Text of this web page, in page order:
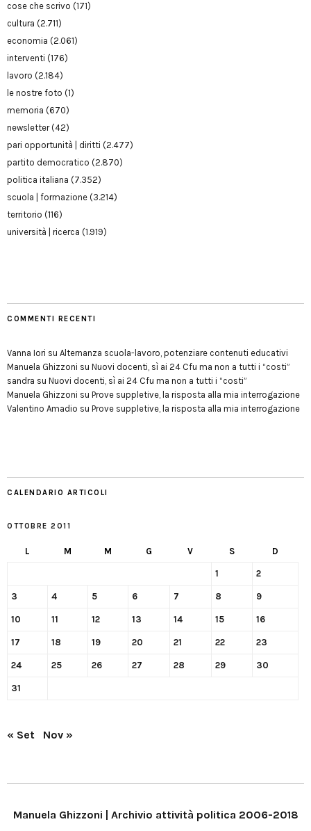
cose che scrivo (171)
cultura (2.711)
economia (2.061)
interventi (176)
lavoro (2.184)
le nostre foto (1)
memoria (670)
newsletter(42)
pari opportunità | diritti (2.477)
partito democratico (2.870)
politica italiana (7.352)
scuola | formazione (3.214)
territorio (116)
università | ricerca (1.919)
COMMENTI RECENTI
Vanna Iori su Alternanza scuola-lavoro, potenziare contenuti educativi
Manuela Ghizzoni su Nuovi docenti, sì ai 24 Cfu ma non a tutti i “costi”
sandra su Nuovi docenti, sì ai 24 Cfu ma non a tutti i “costi”
Manuela Ghizzoni su Prove suppletive, la risposta alla mia interrogazione
Valentino Amadio su Prove suppletive, la risposta alla mia interrogazione
CALENDARIO ARTICOLI
OTTOBRE 2011
L M M G V S D
1 2
3 4 5 6 7 8 9
10 11 12 13 14 15 16
17 18 19 20 21 22 23
24 25 26 27 28 29 30
31
« Set Nov »
Manuela Ghizzoni | Archivio attività politica 2006-2018